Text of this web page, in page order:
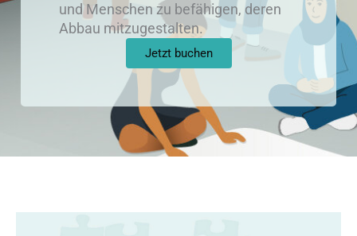
und Menschen zu befähigen, deren
Abbau mitzugestalten.
Jetzt buchen